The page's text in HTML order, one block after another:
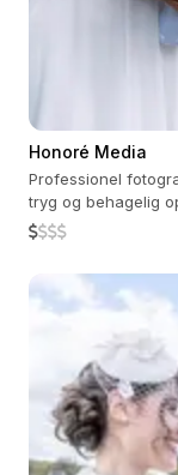
Honoré Media
Professionel
tryg og behagelig